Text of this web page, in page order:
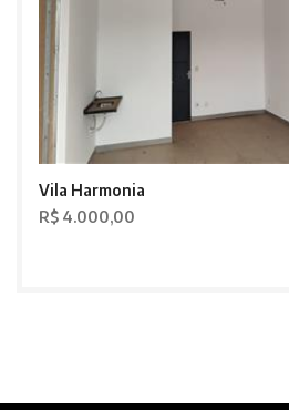
Vila Harmonia
R$ 4.000,00